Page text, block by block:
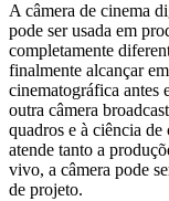
A câmera de cinema
pode ser usada em
completamente
finalmente alcançar
cinematográfica antes
outra câmera
quadros e à ciência
atende tanto a
vivo, a câmera pode
de projeto.